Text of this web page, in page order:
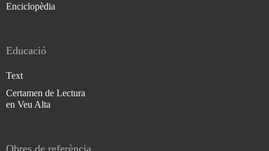
Enciclopèdia
Educació
Text
Certamen de Lectura
en Veu Alta